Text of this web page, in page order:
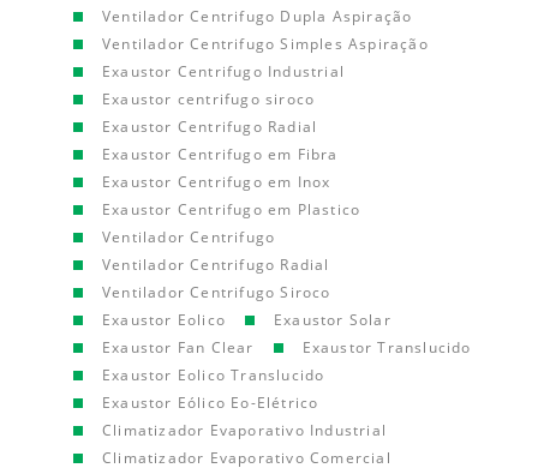
Ventilador Centrifugo Dupla Aspiração
Ventilador Centrifugo Simples Aspiração
Exaustor Centrifugo Industrial
Exaustor centrifugo siroco
Exaustor Centrifugo Radial
Exaustor Centrifugo em Fibra
Exaustor Centrifugo em Inox
Exaustor Centrifugo em Plastico
Ventilador Centrifugo
Ventilador Centrifugo Radial
Ventilador Centrifugo Siroco
Exaustor Eolico
Exaustor Solar
Exaustor Fan Clear
Exaustor Translucido
Exaustor Eolico Translucido
Exaustor Eólico Eo-Elétrico
Climatizador Evaporativo Industrial
Climatizador Evaporativo Comercial